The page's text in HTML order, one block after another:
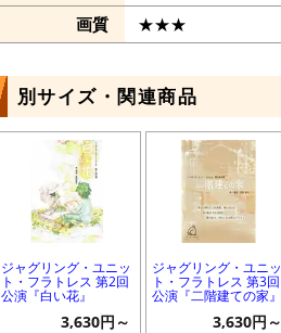
画質
★★★
別サイズ・関連商品
ジャグリング・ユニッ
ト・フラトレス 第2回
公演『白い花』
3,630円～
ジャグリング・ユニッ
ト・フラトレス 第3回
公演『二階建ての家』
3,630円～